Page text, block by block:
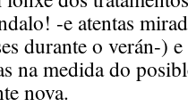
-e atentas
durante o verán-) e
na medida do
nova.